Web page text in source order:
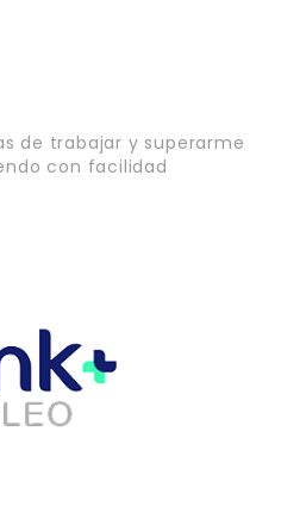
de trabajar y superarme
con facilidad